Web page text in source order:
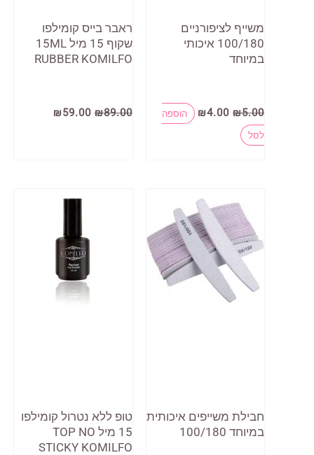
משייף לציפורניים
100/180 איכותי
במיוחד
₪5.00
המחיר
המקורי
₪4.00
המחיר
הנוכחי
הוספה
לסל
ראבר בייס קומילפו
שקוף 15 מיל 15ML
RUBBER KOMILFO
₪89.00
המחיר
₪59.00
חבילת משייפים איכותית
במיוחד 100/180
טופ ללא נטרול קומילפו
15 מיל TOP NO
STICKY KOMILFO